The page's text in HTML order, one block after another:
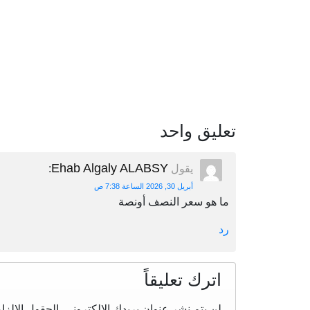
تعليق واحد
يقول Ehab Algaly ALABSY
:
أبريل 30, 2026 الساعة 7:38 ص
ما هو سعر النصف أونصة
رد
اترك تعليقاً